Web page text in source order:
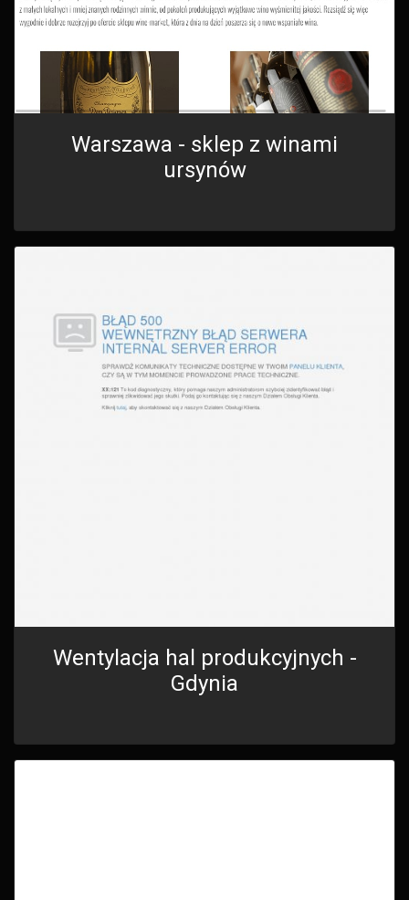
Warszawa - sklep z winami
ursynów
Wentylacja hal produkcyjnych -
Gdynia